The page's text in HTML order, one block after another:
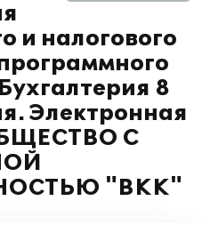
и налогового
8
Электронная
С
"ВКК"